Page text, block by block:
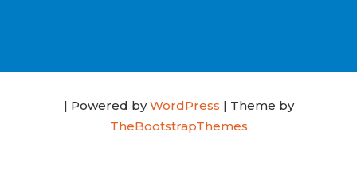
| Powered byWordPress | Theme by
TheBootstrapThemes